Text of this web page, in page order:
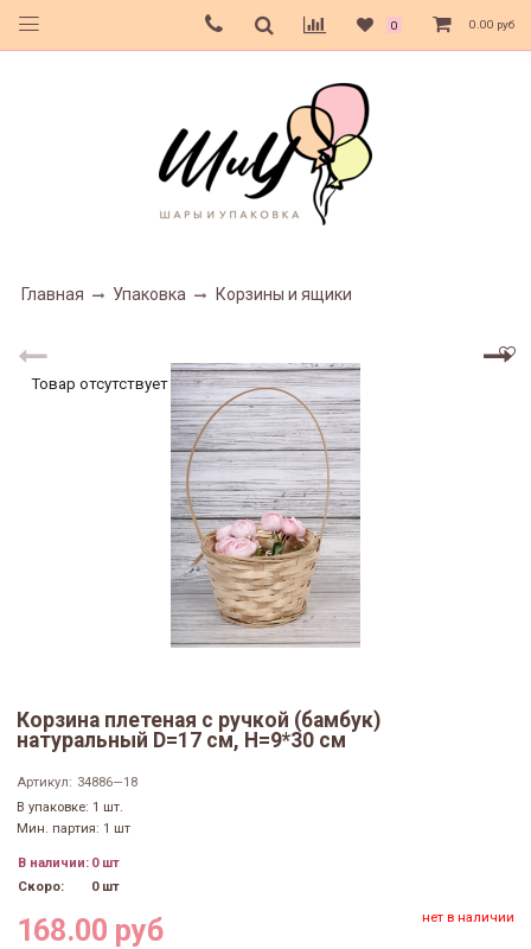
0 0.00 руб
Главная Упаковка Корзины и ящики
Товар отсутствует
Корзина плетеная с ручкой (бамбук)
натуральный D=17 см, H=9*30 см
Артикул: 34886—18
В упаковке: 1 шт.
Мин. партия: 1 шт
В наличии: 0 шт
Скоро:
0 шт
168.00 руб нет в наличии